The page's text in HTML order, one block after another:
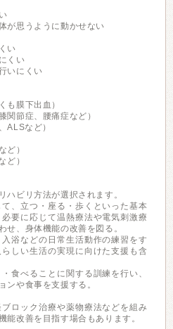
が思うように動かせない
い
くい
いにくい
も膜下出血）
関節症、腰痛症など）
ALSなど）
ど）
ど）
ハビリ方法が選択されます。
、立つ・座る・歩くといった基本
要に応じて温熱療法や電気刺激療
せ、身体機能の改善を図る。
浴などの日常生活動作の練習をす
しい生活の実現に向けた支援も含
食べることに関する訓練を行い、
ンや食事を支援する。
ロック治療や薬物療法などを組み
能改善を目指す場合もあります。